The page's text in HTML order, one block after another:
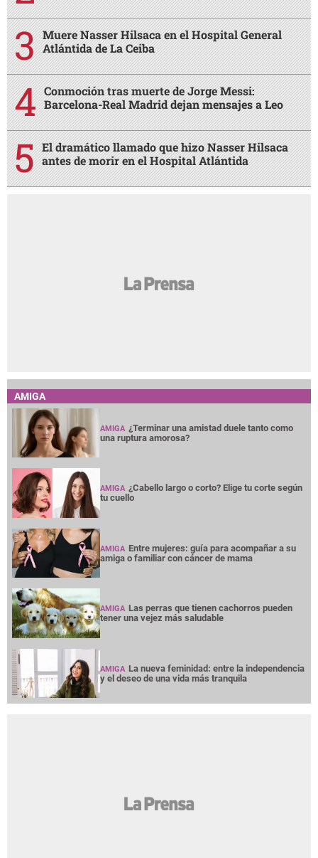
Muere Nasser Hilsaca en el Hospital General
Atlántida de La Ceiba
Conmoción tras muerte de Jorge Messi:
Barcelona-Real Madrid dejan mensajes a Leo
El dramático llamado que hizo Nasser Hilsaca
antes de morir en el Hospital Atlántida
AMIGA
AMIGA ¿Terminar una amistad duele tanto como
una ruptura amorosa?
AMIGA ¿Cabello largo o corto? Elige tu corte según
tu cuello
AMIGA Entre mujeres: guía para acompañar a su
amiga o familiar con cáncer de mama
AMIGA Las perras que tienen cachorros pueden
tener una vejez más saludable
AMIGA La nueva feminidad: entre la independencia
y el deseo de una vida más tranquila